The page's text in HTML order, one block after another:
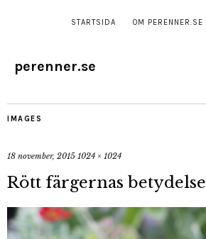
STARTSIDA OM PERENNER.SE
perenner.se
IMAGES
18 november, 2015 1024 × 1024
Rött färgernas betydelse